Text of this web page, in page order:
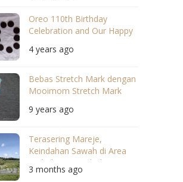
Oreo 110th Birthday
Celebration and Our Happy
4 years ago
Bebas Stretch Mark dengan
Mooimom Stretch Mark
9 years ago
Terasering Mareje,
Keindahan Sawah di Area
Perbukitan Lombok
3 months ago